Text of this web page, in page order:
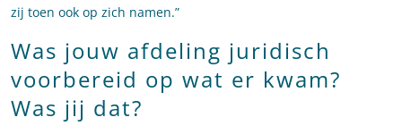
zij toen ook op zich namen.”
Was jouw afdeling juridisch
voorbereid op wat er kwam?
Was jij dat?